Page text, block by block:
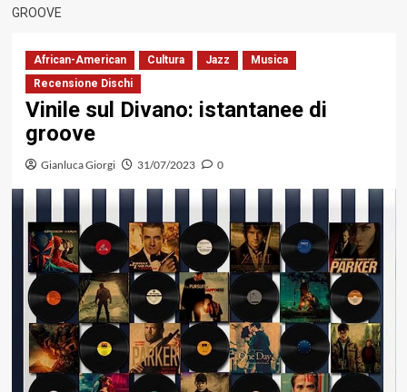
GROOVE
African-American Cultura Jazz
Musica
Recensione Dischi
Vinile sul Divano: istantanee di
groove
Gianluca Giorgi 31/07/2023 0